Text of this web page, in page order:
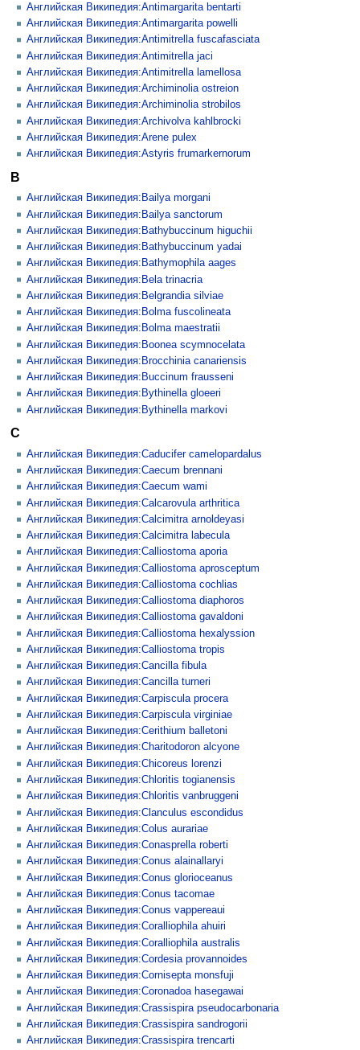
Английская Википедия:Antimargarita bentarti
Английская Википедия:Antimargarita powelli
Английская Википедия:Antimitrella fuscafasciata
Английская Википедия:Antimitrella jaci
Английская Википедия:Antimitrella lamellosa
Английская Википедия:Archiminolia ostreion
Английская Википедия:Archiminolia strobilos
Английская Википедия:Archivolva kahlbrocki
Английская Википедия:Arene pulex
Английская Википедия:Astyris frumarkernorum
B
Английская Википедия:Bailya morgani
Английская Википедия:Bailya sanctorum
Английская Википедия:Bathybuccinum higuchii
Английская Википедия:Bathybuccinum yadai
Английская Википедия:Bathymophila aages
Английская Википедия:Bela trinacria
Английская Википедия:Belgrandia silviae
Английская Википедия:Bolma fuscolineata
Английская Википедия:Bolma maestratii
Английская Википедия:Boonea scymnocelata
Английская Википедия:Brocchinia canariensis
Английская Википедия:Buccinum frausseni
Английская Википедия:Bythinella gloeeri
Английская Википедия:Bythinella markovi
C
Английская Википедия:Caducifer camelopardalus
Английская Википедия:Caecum brennani
Английская Википедия:Caecum wami
Английская Википедия:Calcarovula arthritica
Английская Википедия:Calcimitra arnoldeyasi
Английская Википедия:Calcimitra labecula
Английская Википедия:Calliostoma aporia
Английская Википедия:Calliostoma aprosceptum
Английская Википедия:Calliostoma cochlias
Английская Википедия:Calliostoma diaphoros
Английская Википедия:Calliostoma gavaldoni
Английская Википедия:Calliostoma hexalyssion
Английская Википедия:Calliostoma tropis
Английская Википедия:Cancilla fibula
Английская Википедия:Cancilla turneri
Английская Википедия:Carpiscula procera
Английская Википедия:Carpiscula virginiae
Английская Википедия:Cerithium balletoni
Английская Википедия:Charitodoron alcyone
Английская Википедия:Chicoreus lorenzi
Английская Википедия:Chloritis togianensis
Английская Википедия:Chloritis vanbruggeni
Английская Википедия:Clanculus escondidus
Английская Википедия:Colus aurariae
Английская Википедия:Conasprella roberti
Английская Википедия:Conus alainallaryi
Английская Википедия:Conus glorioceanus
Английская Википедия:Conus tacomae
Английская Википедия:Conus vappereaui
Английская Википедия:Coralliophila ahuiri
Английская Википедия:Coralliophila australis
Английская Википедия:Cordesia provannoides
Английская Википедия:Cornisepta monsfuji
Английская Википедия:Coronadoa hasegawai
Английская Википедия:Crassispira pseudocarbonaria
Английская Википедия:Crassispira sandrogorii
Английская Википедия:Crassispira trencarti